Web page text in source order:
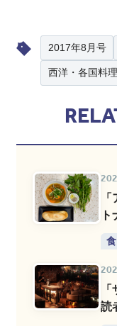
2017年8月号
西洋・各国料理
食
読